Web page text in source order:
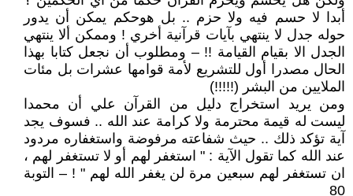
أبدا لا حسم فيه ولا حزم .. بل هوحكم يمكن أن يدور
حوله جدل لا ينتهي بآيات قرآنية أخري ! وممكن ألا ينتهي
الجدل الا بقيام القيامة !! – ومطلوب أن نجعل كتابا بهذا
الحال مصدرا أول للتشريع لأمة قوامها عشرات بل مئات
الملايين من البشر (!!!!!)
ومن يريد استخراج دليل من القرآن علي أن محمدا
ليست له قيمة محترمة ولا كرامة عند الله .. فسوف يجد
آية تؤكد ذلك .. حيث شفاعته مرفوضة واستغفاره مردود
عند الله كما تقول الآية : " استغفر لهم أو لا تستغفر لهم ،
ان تستغفر لهم سبعين مرة لن يغفر الله لهم " ! – التوبة
80